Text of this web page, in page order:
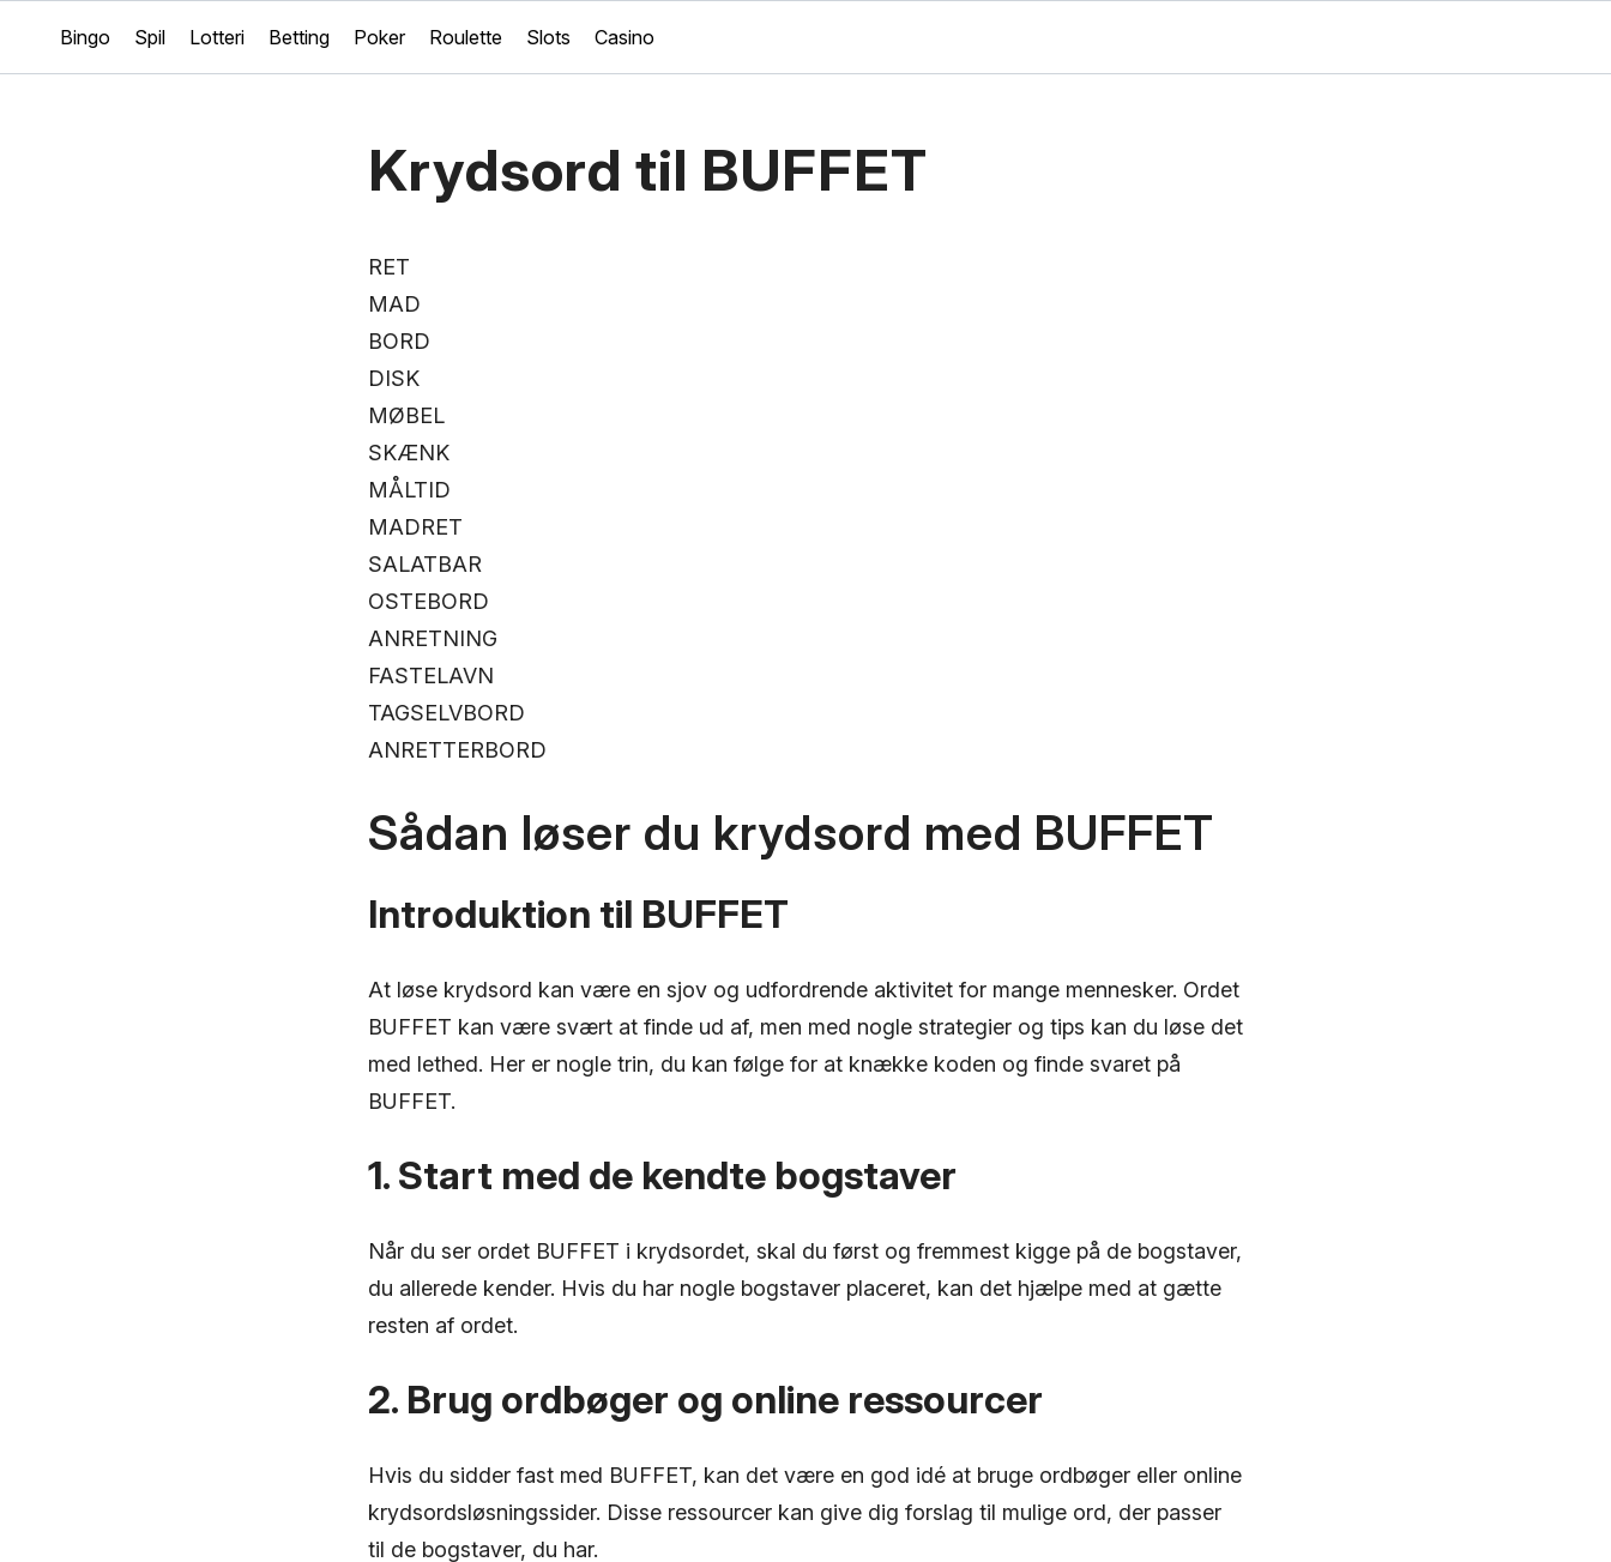
Bingo Spil Lotteri Betting Poker Roulette Slots Casino
Krydsord til BUFFET
RET
MAD
BORD
DISK
MØBEL
SKÆNK
MÅLTID
MADRET
SALATBAR
OSTEBORD
ANRETNING
FASTELAVN
TAGSELVBORD
ANRETTERBORD
Sådan løser du krydsord med BUFFET
Introduktion til BUFFET
At løse krydsord kan være en sjov og udfordrende aktivitet for mange mennesker. Ordet
BUFFET kan være svært at finde ud af, men med nogle strategier og tips kan du løse det
med lethed. Her er nogle trin, du kan følge for at knække koden og finde svaret på
BUFFET.
1. Start med de kendte bogstaver
Når du ser ordet BUFFET i krydsordet, skal du først og fremmest kigge på de bogstaver,
du allerede kender. Hvis du har nogle bogstaver placeret, kan det hjælpe med at gætte
resten af ordet.
2. Brug ordbøger og online ressourcer
Hvis du sidder fast med BUFFET, kan det være en god idé at bruge ordbøger eller online
krydsordsløsningssider. Disse ressourcer kan give dig forslag til mulige ord, der passer
til de bogstaver, du har.